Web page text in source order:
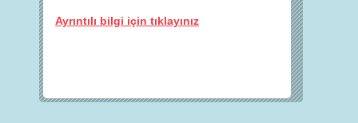
Ayrıntılı bilgi için tıklayınız